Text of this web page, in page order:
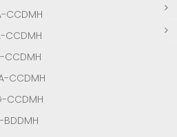
CCDMH
CCDMH
CCDMH
CCDMH
CCDMH
BDDMH